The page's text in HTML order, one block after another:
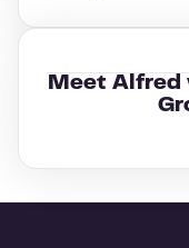
Meet Alfred